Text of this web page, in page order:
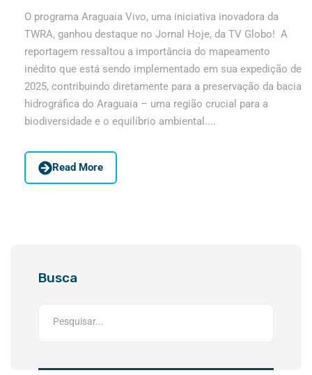
O programa Araguaia Vivo, uma iniciativa inovadora da
TWRA, ganhou destaque no Jornal Hoje, da TV Globo! A
reportagem ressaltou a importância do mapeamento
inédito que está sendo implementado em sua expedição de
2025, contribuindo diretamente para a preservação da bacia
hidrográfica do Araguaia – uma região crucial para a
biodiversidade e o equilíbrio ambiental....
Read More
Busca